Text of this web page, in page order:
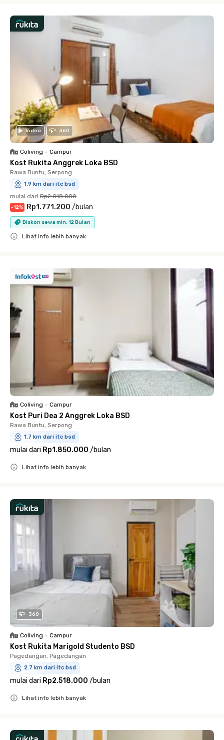
Video 360
Coliving • Campur
Kost Rukita Anggrek Loka BSD
Rawa Buntu, Serpong
1.9 km dari itc bsd
mulai dari Rp2.018.000
-12% Rp1.771.200 /bulan
Diskon sewa min. 12 Bulan
Lihat info lebih banyak
Coliving • Campur
Kost Puri Dea 2 Anggrek Loka BSD
Rawa Buntu, Serpong
1.7 km dari itc bsd
mulai dari Rp1.850.000 /bulan
Lihat info lebih banyak
360
Coliving • Campur
Kost Rukita Marigold Studento BSD
Pagedangan, Pagedangan
2.7 km dari itc bsd
mulai dari Rp2.518.000 /bulan
Lihat info lebih banyak